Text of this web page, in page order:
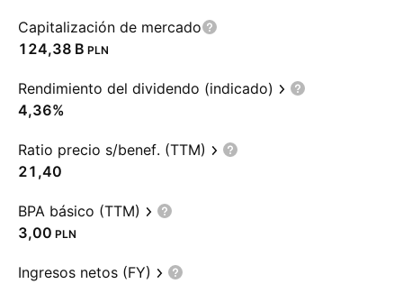
Capitalización de mercado
‪124,38 B‬ PLN
Rendimiento del dividendo (indicado)
4,36%
Ratio precio s/benef. (TTM)
21,40
BPA básico (TTM)
3,00 PLN
Ingresos netos (FY)